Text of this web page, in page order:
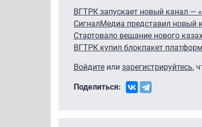
ВГТРК запускает новый канал —
СигналМедиа представил новый
Стартовало вещание нового
ВГТРК купил блокпакет
Войдите или зарегистрируйтесь,
Поделиться: